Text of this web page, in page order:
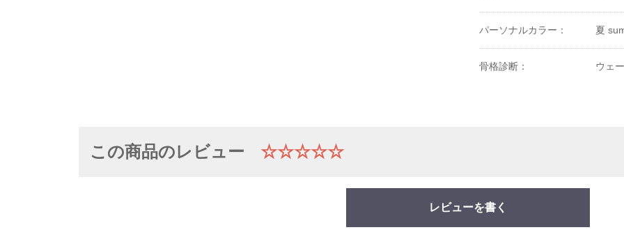
パーソナルカラー： 夏
骨格診断： ウェ
この商品のレビュー ☆☆☆☆☆
レビューを書く